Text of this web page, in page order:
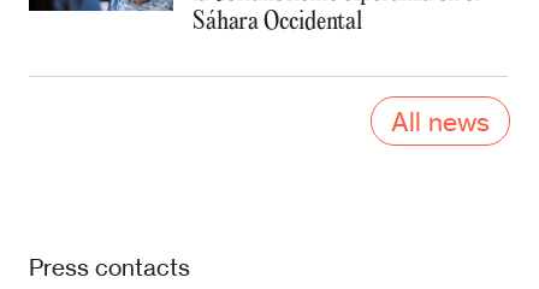
Sáhara Occidental
All news
Press contacts